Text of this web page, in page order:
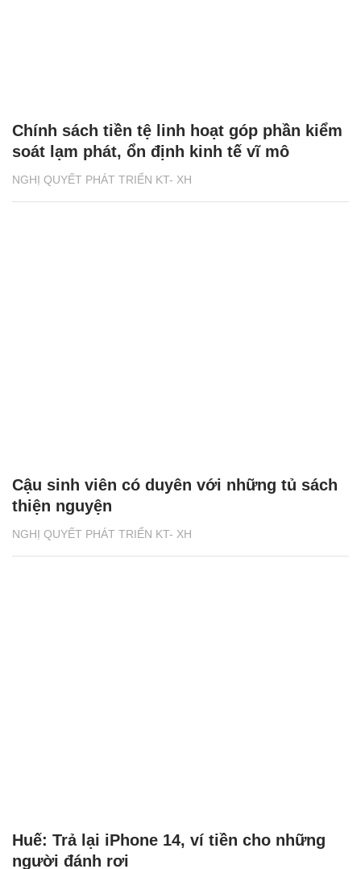
NGHỊ QUYẾT PHÁT TRIỂN KT- XH
Chính sách tiền tệ linh hoạt góp phần kiểm
soát lạm phát, ổn định kinh tế vĩ mô
NGHỊ QUYẾT PHÁT TRIỂN KT- XH
Cậu sinh viên có duyên với những tủ sách
thiện nguyện
Huế: Trả lại iPhone 14, ví tiền cho những
người đánh rơi